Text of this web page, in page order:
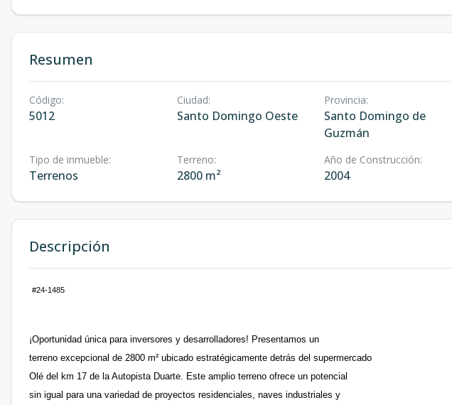
Resumen
Código:
5012
Ciudad:
Santo Domingo Oeste
Provincia:
Santo Domingo de
Guzmán
Tipo de inmueble:
Terrenos
Terreno:
2800 m²
Año de Construcción:
2004
Descripción
#24-1485
¡Oportunidad única para inversores y desarrolladores! Presentamos un
terreno excepcional de 2800 m² ubicado estratégicamente detrás del supermercado
Olé del km 17 de la Autopista Duarte. Este amplio terreno ofrece un potencial
sin igual para una variedad de proyectos residenciales, naves industriales y